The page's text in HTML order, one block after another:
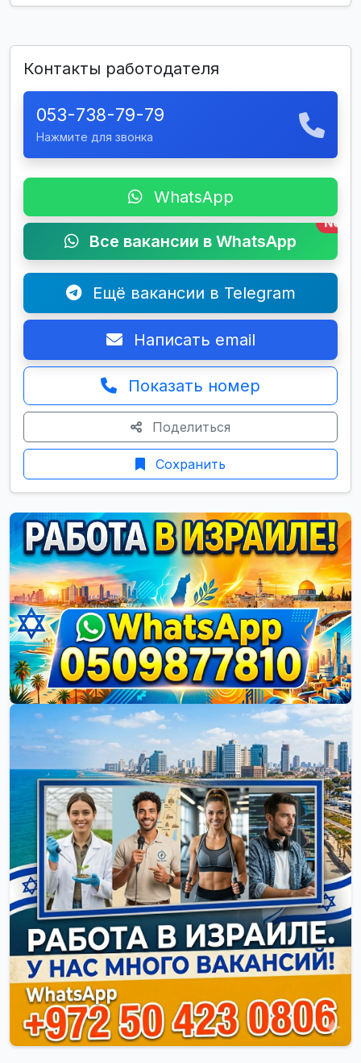
Контакты работодателя
053-738-79-79
Нажмите для звонка
WhatsApp
Все вакансии в WhatsApp
New
Ещё вакансии в Telegram
Написать email
Показать номер
Поделиться
Сохранить